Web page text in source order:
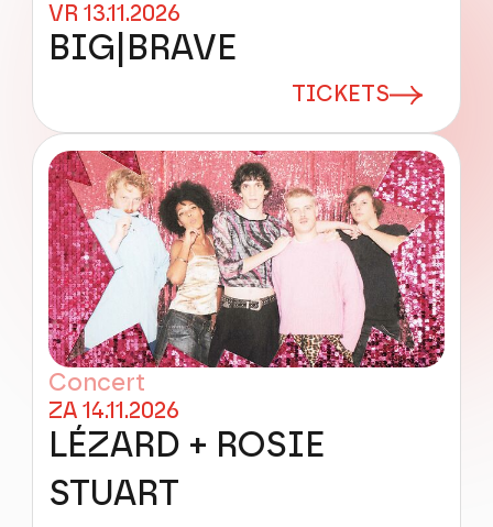
VR 13.11.2026
BIG|BRAVE
TICKETS
Concert
ZA 14.11.2026
LÉZARD + ROSIE
STUART